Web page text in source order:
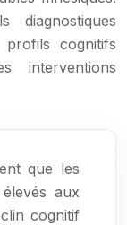
diagnostiques
profils cognitifs
interventions
que les
aux
cognitif